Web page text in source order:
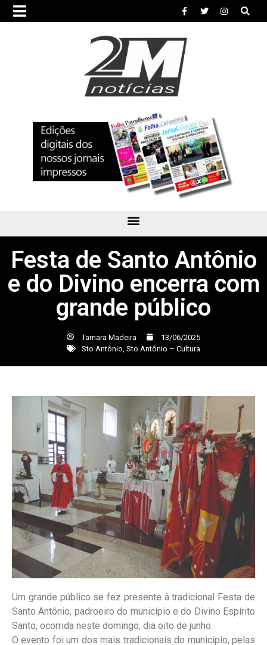
Festa de Santo Antônio
e do Divino encerra com
grande público
Tamara Madeira
13/06/2025
Sto Antônio Sto Antônio – Cultura
Um grande público se fez presente à tradicional Festa de
Santo Antônio, padroeiro do município e do Divino Espírito
Santo, ocorrida neste domingo, dia oito de junho.
O evento foi um dos mais tradicionais do município, pelas